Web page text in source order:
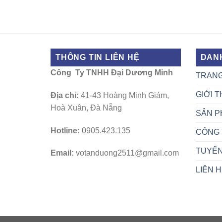
THÔNG TIN LIÊN HỆ
Công Ty TNHH Đại Dương Minh
Địa chỉ: 41-43 Hoàng Minh Giám,
Hoà Xuân, Đà Nẵng
Hotline: 0905.423.135
Email: votanduong2511@gmail.com
GIỚI
SẢN
CÔNG
LIÊN